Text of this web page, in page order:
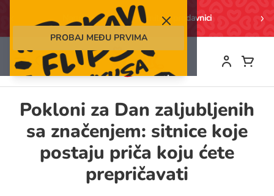
Naručite online i preuzmite u prodavnici
Skip
to
Pokloni za Dan zaljubljenih
sa značenjem: sitnice koje
postaju priča koju ćete
prepričavati
PROBAJ MEĐU PRVIMA